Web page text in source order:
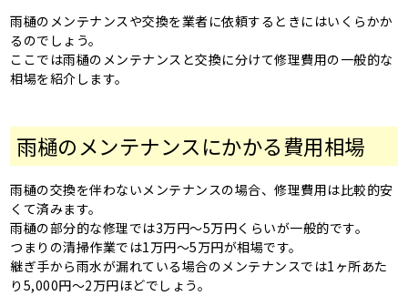
雨樋のメンテナンスや交換を業者に依頼するときにはいくらかか
るのでしょう。
ここでは雨樋のメンテナンスと交換に分けて修理費用の一般的な
相場を紹介します。
雨樋のメンテナンスにかかる費用相場
雨樋の交換を伴わないメンテナンスの場合、修理費用は比較的安
くて済みます。
雨樋の部分的な修理では3万円～5万円くらいが一般的です。
つまりの清掃作業では1万円～5万円が相場です。
継ぎ手から雨水が漏れている場合のメンテナンスでは1ヶ所あた
り5,000円～2万円ほどでしょう。